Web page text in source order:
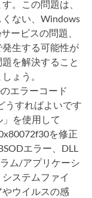
。この問題は、
ない、Windows
ービスの問題、
生する可能性が
を解決すること
ょう。
エラーコード
うすればよいです
を使用して
を修正
エラー、DLL
ム/アプリケーシ
ステムファイ
ウイルスの感